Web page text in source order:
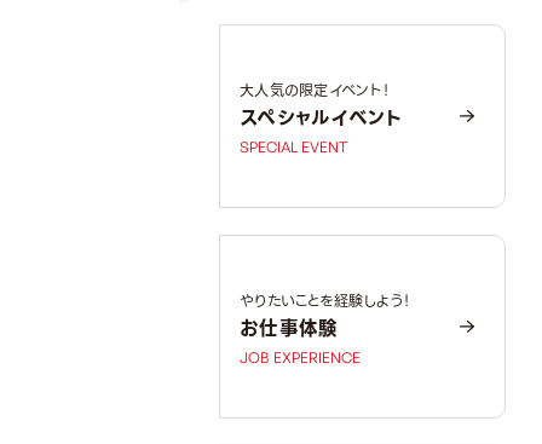
大人気の限定イベント！
スペシャルイベント
SPECIAL EVENT
やりたいことを経験しよう！
お仕事体験
JOB EXPERIENCE